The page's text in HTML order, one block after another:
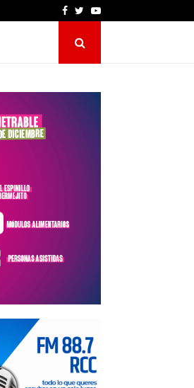
Facebook
TwitterYoutube